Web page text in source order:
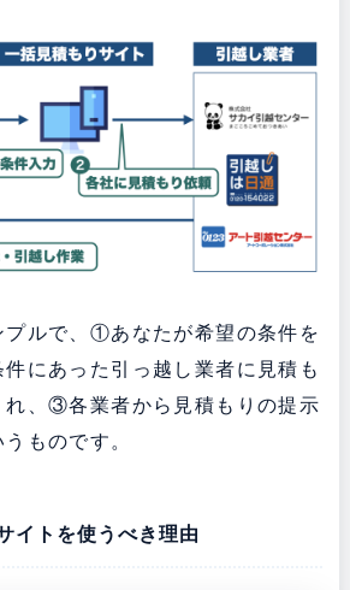
プルで、①あなたが希望の条件を
にあった引っ越し業者に見積も
れ、③各業者から見積もりの提示
ものです。
イトを使うべき理由